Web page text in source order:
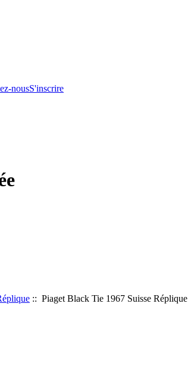
nousS'inscrire
:: Piaget Black Tie 1967 Suisse Réplique